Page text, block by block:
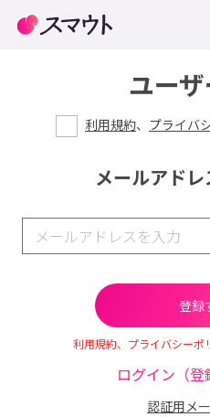
ユー
利用規約、 プライバ
メールアド
利用規約、プライバシーポ
ログイン（登
認証用メ